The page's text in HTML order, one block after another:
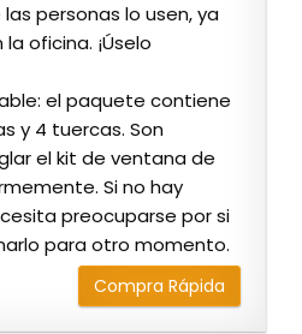
personas lo usen, ya
oficina. ¡Úselo
el paquete contiene
y 4 tuercas. Son
el kit de ventana de
Si no hay
preocuparse por si
para otro momento.
Compra Rápida